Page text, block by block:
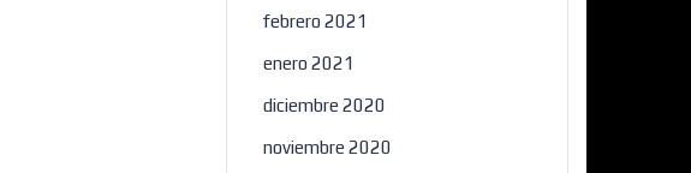
febrero 2021
enero 2021
diciembre 2020
noviembre 2020